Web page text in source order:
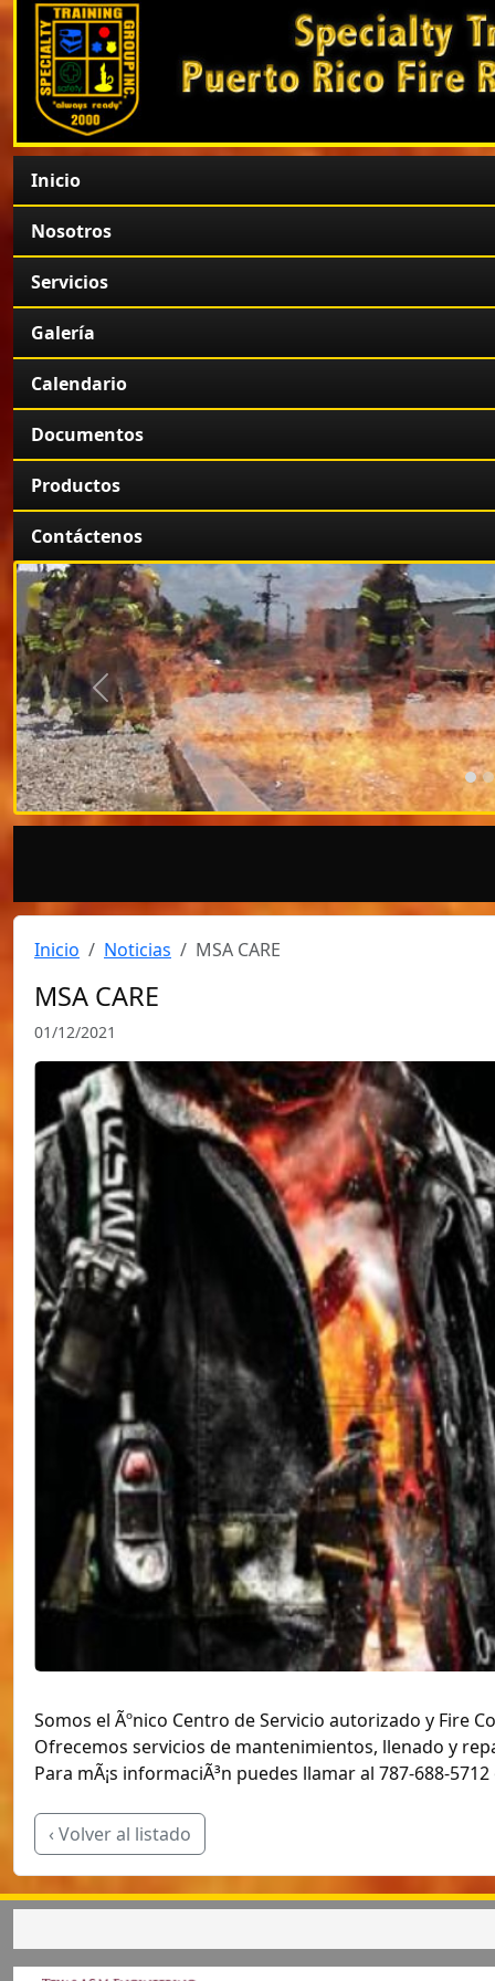
Inicio
Nosotros
Servicios
Galería
Calendario
Documentos
Productos
Contáctenos
Anterior
Inicio Noticias MSA CARE
MSA CARE
01/12/2021
Somos el Ãºnico Centro de Servicio autorizado y Fire
Ofrecemos servicios de mantenimientos, llenado y
Para mÃ¡s informaciÃ³n puedes llamar al 787-688-5712
‹ Volver al listado